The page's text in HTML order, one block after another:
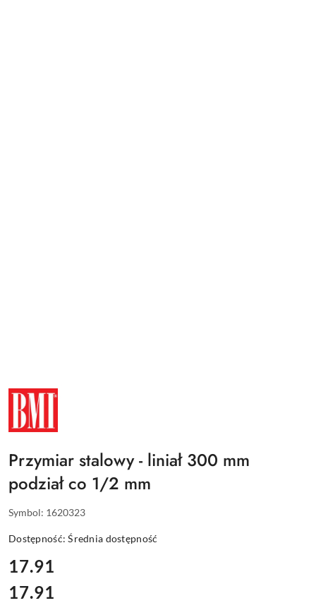
NAZWA
PRODUCENTA:
BMI
Przymiar stalowy - liniał 300 mm
podział co 1/2 mm
Symbol: 1620323
Dostępność:Średnia dostępność
cena:
17.91
Cena:
17.91